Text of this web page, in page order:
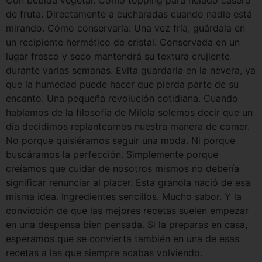
de fruta. Directamente a cucharadas cuando nadie está
mirando. Cómo conservarla: Una vez fría, guárdala en
un recipiente hermético de cristal. Conservada en un
lugar fresco y seco mantendrá su textura crujiente
durante varias semanas. Evita guardarla en la nevera, ya
que la humedad puede hacer que pierda parte de su
encanto. Una pequeña revolución cotidiana. Cuando
hablamos de la filosofía de Milola solemos decir que un
día decidimos replantearnos nuestra manera de comer.
No porque quisiéramos seguir una moda. Ni porque
buscáramos la perfección. Simplemente porque
creíamos que cuidar de nosotros mismos no debería
significar renunciar al placer. Esta granola nació de esa
misma idea. Ingredientes sencillos. Mucho sabor. Y la
convicción de que las mejores recetas suelen empezar
en una despensa bien pensada. Si la preparas en casa,
esperamos que se convierta también en una de esas
recetas a las que siempre acabas volviendo.